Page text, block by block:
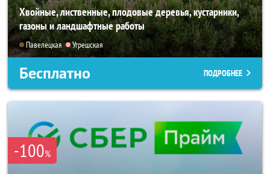
Хвойные, лиственные, плодовые деревья, кустарники,
газоны и ландшафтные работы
Павелецкая Угрешская
Бесплатно ПОДРОБНЕЕ
-100%